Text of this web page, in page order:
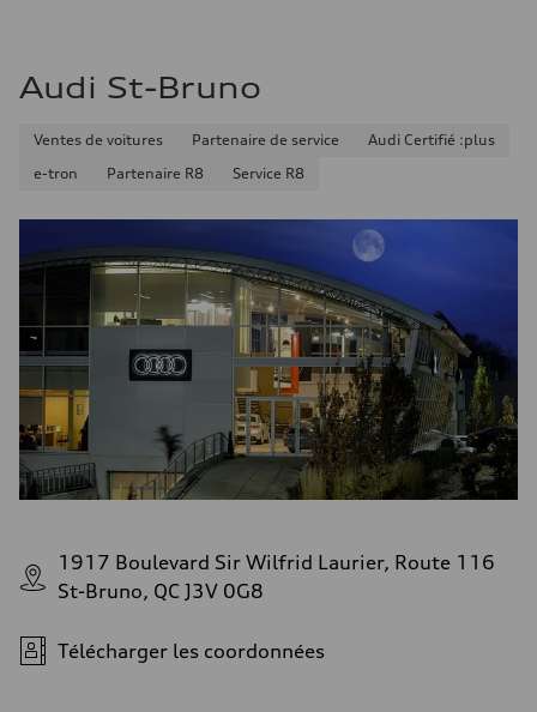
Audi St-Bruno
Ventes de voitures Partenaire de service
Audi Certifié :plus
e-tron
Partenaire R8 Service R8
1917 Boulevard Sir Wilfrid Laurier, Route 116
St-Bruno, QC J3V 0G8
Télécharger les coordonnées